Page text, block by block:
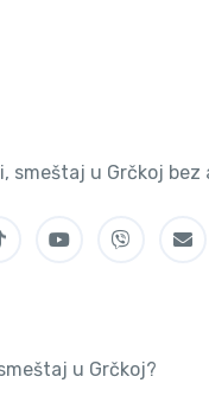
smeštaj u Grčkoj bez
u Grčkoj?